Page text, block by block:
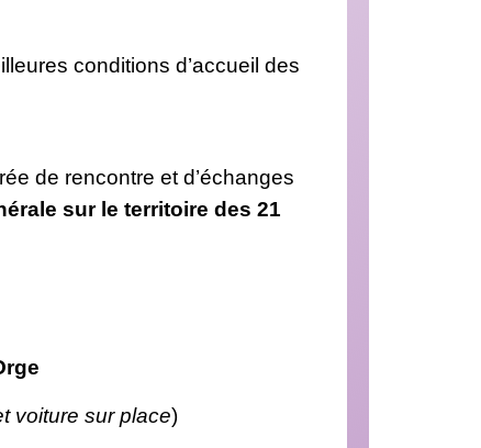
conditions d’accueil des
de rencontre et d’échanges
sur le territoire des 21
voiture sur place)